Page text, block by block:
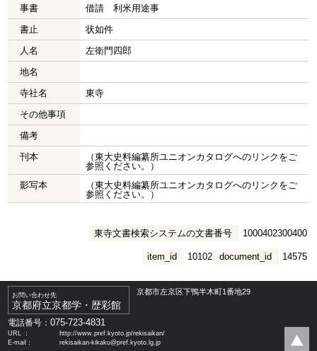
事書
借請 利米用途事
書止
状如件
人名
左衛門四郎
地名
寺社名
東寺
その他事項
備考
刊本
（東大史料編纂所ユニオンカタログへのリンクをご
参照ください。）
影写本
（東大史料編纂所ユニオンカタログへのリンクをご
参照ください。）
東寺文書検索システムの文書番号 1000402300400
document_id 14575
item_id 10102
お問い合わせ先
京都府立京都学・歴彩館
京都市左京区下鴨半木町1番地29
電話番号：075-723-4831
URL ：
http://www.pref.kyoto.jp/rekisaikan/
E-mail：
rekisaikan-kikaku@pref.kyoto.lg.jp